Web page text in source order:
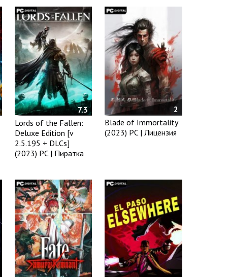
7.3
Lords of the Fallen:
Deluxe Edition [v
2.5.195 + DLCs]
(2023) PC | Пиратка
2
Blade of Immortality
(2023) PC | Лицензия